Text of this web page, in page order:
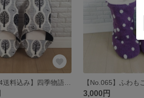
3,000円